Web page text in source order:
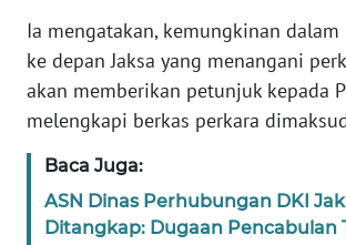
Ia mengatakan, kemungkinan dalam
ke depan Jaksa yang menangani
akan memberikan petunjuk kepada
melengkapi berkas perkara
Baca Juga:
ASN Dinas Perhubungan DKI
Ditangkap: Dugaan Pencabulan
WN
SERAMBI
WN
JAMBI
WN